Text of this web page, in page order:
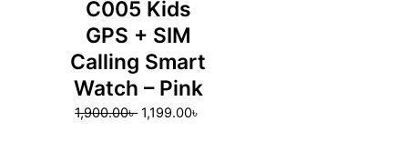
C005 Kids
GPS + SIM
Calling Smart
Watch – Pink
1,900.00৳ 1,199.00৳